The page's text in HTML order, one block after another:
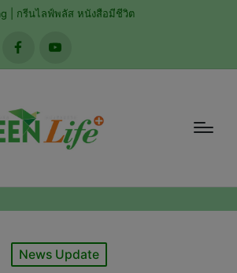
| กรีนไลฟ์พลัส หนังสือมีชีวิต
facebookyoutube
Posted
News Update
modal-check